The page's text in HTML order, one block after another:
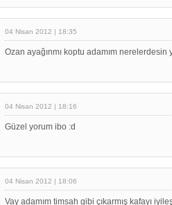
04 Nisan 2012 | 18:35
Ozan ayağınmı koptu adamım nerelerdesin
04 Nisan 2012 | 18:16
Güzel yorum ibo :d
04 Nisan 2012 | 18:06
Vay adamım timsah gibi çıkarmış kafayı